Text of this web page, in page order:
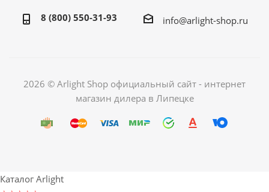
8 (800) 550-31-93 info@arlight-shop.ru
2026 © Arlight Shop официальный сайт - интернет
магазин дилера в Липецке
Каталог Arlight